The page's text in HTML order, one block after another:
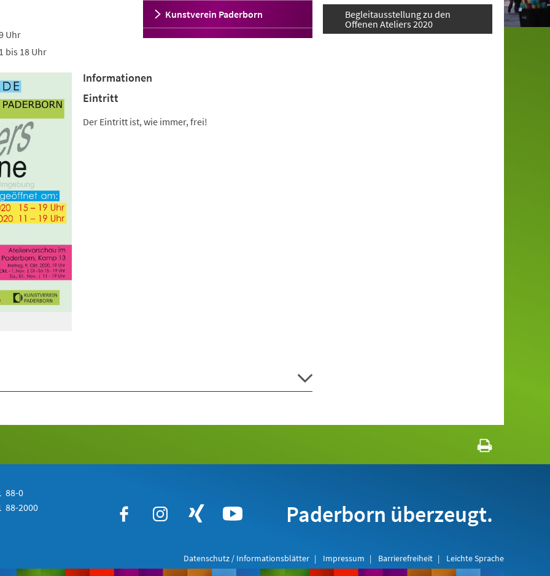
Kunstverein Paderborn
Uhr
bis 18 Uhr
Informationen
Eintritt
Der Eintritt ist, wie immer, frei!
Begleitausstellung zu den
Offenen Ateliers 2020
88-0
88-2000 Paderborn überzeugt.
Datenschutz / Informationsblätter Impressum Barrierefreiheit Leichte Sprache